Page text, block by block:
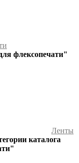
флексопечати"
Ленты
каталога